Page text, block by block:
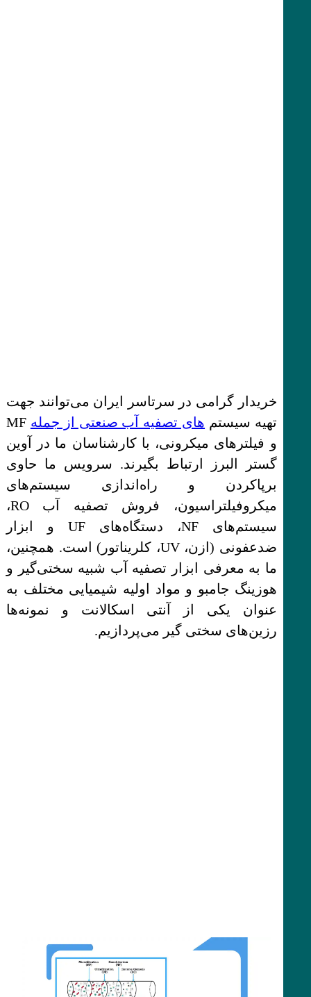
خریدار گرامی در سرتاسر ایران می‌توانند جهت
تهیه سیستم‌ های تصفیه آب صنعتی از جمله MF
و فیلترهای میکرونی، با کارشناسان ما در آوین
گستر البرز ارتباط بگیرند. سرویس ما حاوی
برپاکردن و راه‌اندازی سیستم‌های
میکروفیلتراسیون، فروش تصفیه آب RO،
سیستم‌های NF، دستگاه‌های UF و ابزار
ضدعفونی (ازن، UV، کلریناتور) است. همچنین،
ما به معرفی ابزار تصفیه آب شبیه سختی‌گیر و
هوزینگ جامبو و مواد اولیه شیمیایی مختلف به
عنوان یکی از آنتی اسکالانت و نمونه‌ها
رزین‌های سختی گیر می‌پردازیم.